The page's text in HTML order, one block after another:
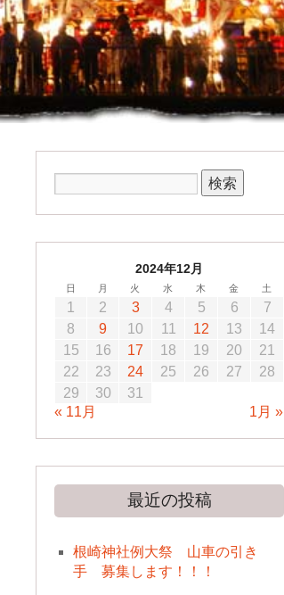
2024年12月
日 月 火 水 木 金 土
1 2 3 4 5 6
7
8
9 10 11 12 13
14
15
16 17 18 19 20
21
22
23 24 25 26 27
28
29
30
31
« 11月
1月 »
最近の投稿
根崎神社例大祭 山車の引き
手 募集します！！！